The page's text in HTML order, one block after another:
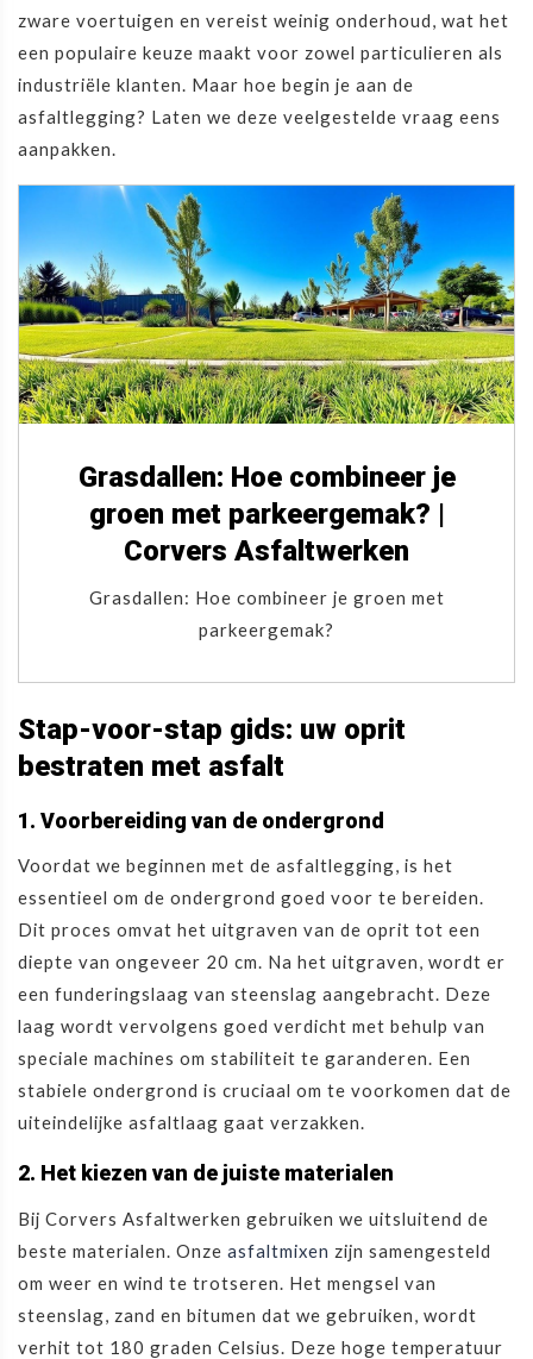
zware voertuigen en vereist weinig onderhoud, wat het
een populaire keuze maakt voor zowel particulieren als
industriële klanten. Maar hoe begin je aan de
asfaltlegging? Laten we deze veelgestelde vraag eens
aanpakken.
Grasdallen: Hoe combineer je
groen met parkeergemak? |
Corvers Asfaltwerken
Grasdallen: Hoe combineer je groen met
parkeergemak?
Stap-voor-stap gids: uw oprit
bestraten met asfalt
1. Voorbereiding van de ondergrond
Voordat we beginnen met de asfaltlegging, is het
essentieel om de ondergrond goed voor te bereiden.
Dit proces omvat het uitgraven van de oprit tot een
diepte van ongeveer 20 cm. Na het uitgraven, wordt er
een funderingslaag van steenslag aangebracht. Deze
laag wordt vervolgens goed verdicht met behulp van
speciale machines om stabiliteit te garanderen. Een
stabiele ondergrond is cruciaal om te voorkomen dat de
uiteindelijke asfaltlaag gaat verzakken.
2. Het kiezen van de juiste materialen
Bij Corvers Asfaltwerken gebruiken we uitsluitend de
beste materialen. Onze asfaltmixen zijn samengesteld
om weer en wind te trotseren. Het mengsel van
steenslag, zand en bitumen dat we gebruiken, wordt
verhit tot 180 graden Celsius. Deze hoge temperatuur